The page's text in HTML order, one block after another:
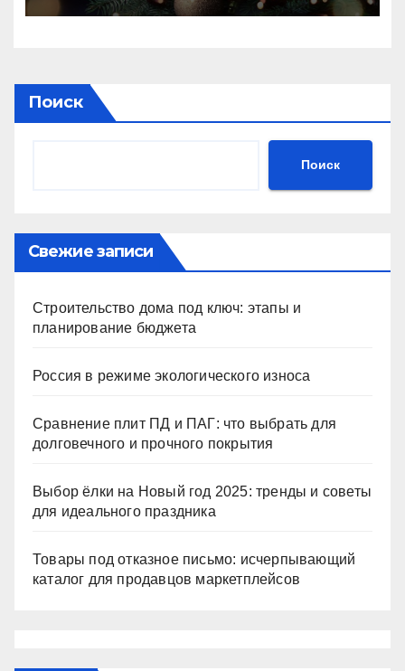
Поиск
Поиск
Свежие записи
Строительство дома под ключ: этапы и
планирование бюджета
Россия в режиме экологического износа
Сравнение плит ПД и ПАГ: что выбрать для
долговечного и прочного покрытия
Выбор ёлки на Новый год 2025: тренды и советы
для идеального праздника
Товары под отказное письмо: исчерпывающий
каталог для продавцов маркетплейсов